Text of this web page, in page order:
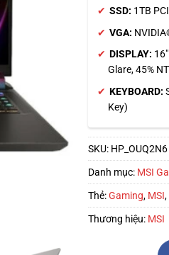
SSD: 1TB
VGA:
DISPLAY:
Glare, 45%
KEYBOARD:
Key)
SKU: HP_OUQ2N6
Danh mục: MSI
Thẻ:Gaming, MSI,
Thương hiệu: MSI